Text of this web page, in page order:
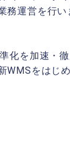
運営を行い
化を加速・
WMSをはじ